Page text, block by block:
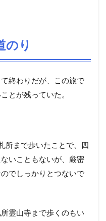
のり
終わりだが、この旅で
とが残っていた。
所まで歩いたことで、四
いこともないが、厳密
でしっかりとつないで
霊山寺まで歩くのもい